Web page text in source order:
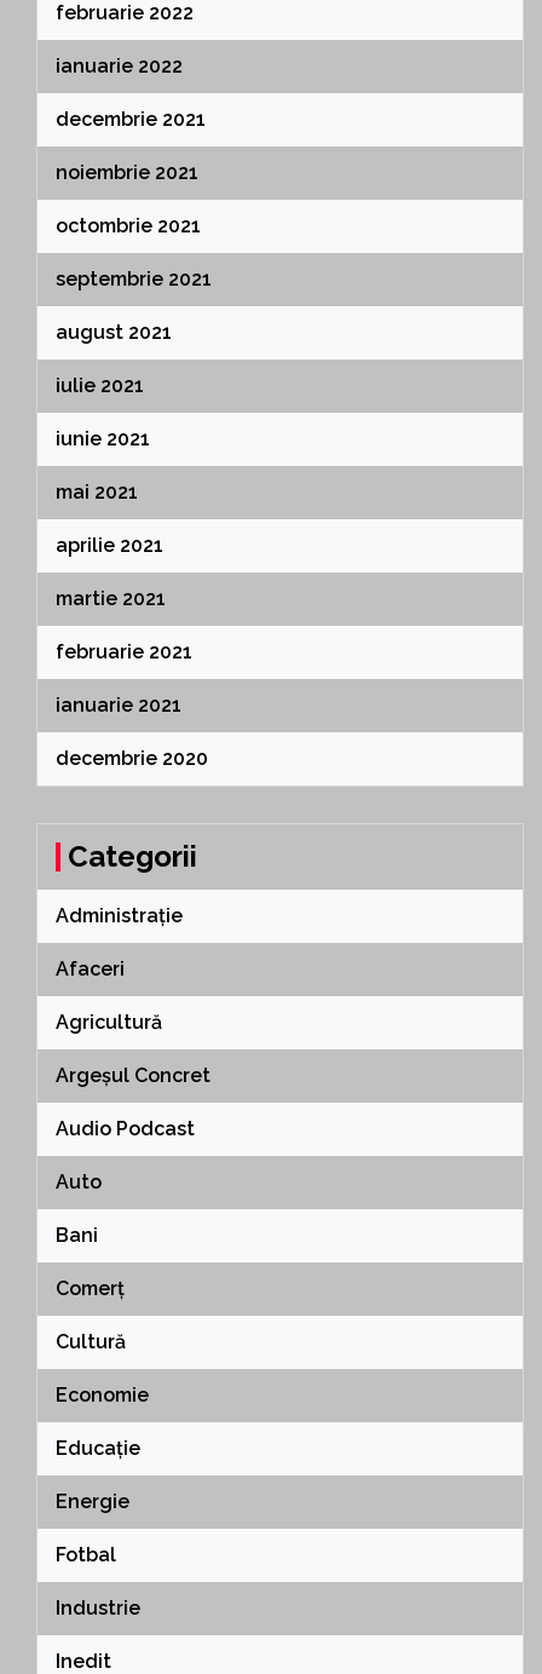
februarie 2022
ianuarie 2022
decembrie 2021
noiembrie 2021
octombrie 2021
septembrie 2021
august 2021
iulie 2021
iunie 2021
mai 2021
aprilie 2021
martie 2021
februarie 2021
ianuarie 2021
decembrie 2020
Categorii
Administrație
Afaceri
Agricultură
Argeșul Concret
Audio Podcast
Auto
Bani
Comerț
Cultură
Economie
Educație
Energie
Fotbal
Industrie
Inedit